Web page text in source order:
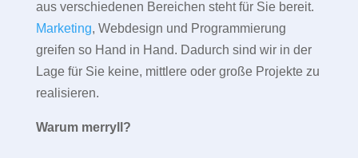
aus verschiedenen Bereichen steht für Sie bereit.
Marketing, Webdesign und Programmierung
greifen so Hand in Hand. Dadurch sind wir in der
Lage für Sie keine, mittlere oder große Projekte zu
realisieren.
Warum merryll?